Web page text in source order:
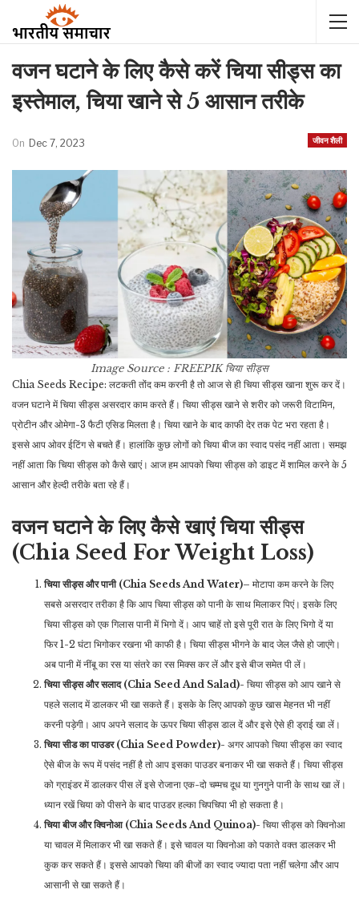
वजन घटाने के लिए कैसे करें चिया सीड्स का
इस्तेमाल, चिया खाने से 5 आसान तरीके
जीवन शैली
On Dec 7, 2023
Image Source : FREEPIKचिया सीड्स
Chia Seeds Recipe: लटकती तोंद कम करनी है तो आज से ही चिया सीड्स खाना शुरू कर दें।
वजन घटाने में चिया सीड्स असरदार काम करते हैं। चिया सीड्स खाने से शरीर को जरूरी विटामिन,
प्रोटीन और ओमेगा-3 फैटी एसिड मिलता है। चिया खाने के बाद काफी देर तक पेट भरा रहता है।
इससे आप ओवर ईटिंग से बचते हैं। हालांकि कुछ लोगों को चिया बीज का स्वाद पसंद नहीं आता। समझ
नहीं आता कि चिया सीड्स को कैसे खाएं। आज हम आपको चिया सीड्स को डाइट में शामिल करने के 5
आसान और हेल्दी तरीके बता रहे हैं।
वजन घटाने के लिए कैसे खाएं चिया सीड्स
(Chia Seed For Weight Loss)
चिया सीड्स और पानी (Chia Seeds And Water)– मोटापा कम करने के लिए
सबसे असरदार तरीका है कि आप चिया सीड्स को पानी के साथ मिलाकर पिएं। इसके लिए
चिया सीड्स को एक गिलास पानी में भिगो दें। आप चाहें तो इसे पूरी रात के लिए भिगो दें या
फिर 1-2 घंटा भिगोकर रखना भी काफी है। चिया सीड्स भीगने के बाद जेल जैसे हो जाएंगे।
अब पानी में नींबू का रस या संतरे का रस मिक्स कर लें और इसे बीज समेत पी लें।
चिया सीड्स और सलाद (Chia Seed And Salad)- चिया सीड्स को आप खाने से
पहले सलाद में डालकर भी खा सकते हैं। इसके के लिए आपको कुछ खास मेहनत भी नहीं
करनी पड़ेगी। आप अपने सलाद के ऊपर चिया सीड्स डाल दें और इसे ऐसे ही ड्राई खा लें।
चिया सीड का पाउडर (Chia Seed Powder)- अगर आपको चिया सीड्स का स्वाद
ऐसे बीज के रूप में पसंद नहीं है तो आप इसका पाउडर बनाकर भी खा सकते हैं। चिया सीड्स
को ग्राइंडर में डालकर पीस लें इसे रोजाना एक-दो चम्मच दूध या गुनगुने पानी के साथ खा लें।
ध्यान रखें चिया को पीसने के बाद पाउडर हल्का चिपचिपा भी हो सकता है।
चिया बीज और क्विनोआ (Chia Seeds And Quinoa)- चिया सीड्स को क्विनोआ
या चावल में मिलाकर भी खा सकते हैं। इसे चावल या क्विनोआ को पकाते वक्त डालकर भी
कुक कर सकते हैं। इससे आपको चिया की बीजों का स्वाद ज्यादा पता नहीं चलेगा और आप
आसानी से खा सकते हैं।